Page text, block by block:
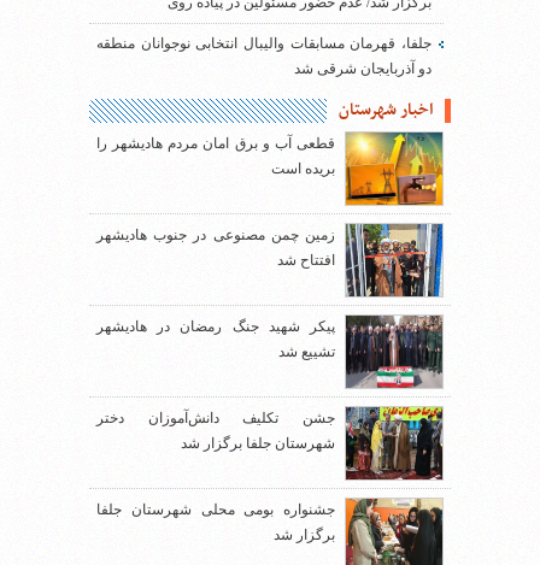
جلفا، قهرمان مسابقات والیبال انتخابی نوجوانان منطقه
دو آذربایجان شرقی شد
اخبار شهرستان
قطعی آب و برق امان مردم هادیشهر را
بریده است
زمین چمن مصنوعی در جنوب هادیشهر
افتتاح شد
پیکر شهید جنگ رمضان در هادیشهر
تشییع شد
جشن تکلیف دانش‌آموزان دختر
شهرستان جلفا برگزار شد
جشنواره بومی محلی شهرستان جلفا
برگزار شد